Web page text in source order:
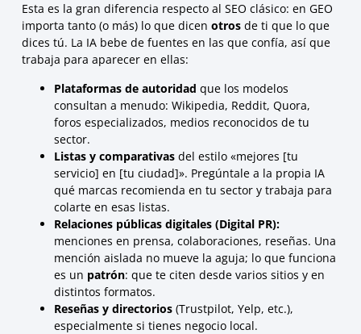
Esta es la gran diferencia respecto al SEO clásico: en GEO
importa tanto (o más) lo que dicen otrosde ti que lo que
dices tú. La IA bebe de fuentes en las que confía, así que
trabaja para aparecer en ellas:
Plataformas de autoridad que los modelos
consultan a menudo: Wikipedia, Reddit, Quora,
foros especializados, medios reconocidos de tu
sector.
Listas y comparativasdel estilo «mejores [tu
servicio] en [tu ciudad]». Pregúntale a la propia IA
qué marcas recomienda en tu sector y trabaja para
colarte en esas listas.
Relaciones públicas digitales (Digital PR):
menciones en prensa, colaboraciones, reseñas. Una
mención aislada no mueve la aguja; lo que funciona
es un patrón: que te citen desde varios sitios y en
distintos formatos.
Reseñas y directorios(Trustpilot, Yelp, etc.),
especialmente si tienes negocio local.